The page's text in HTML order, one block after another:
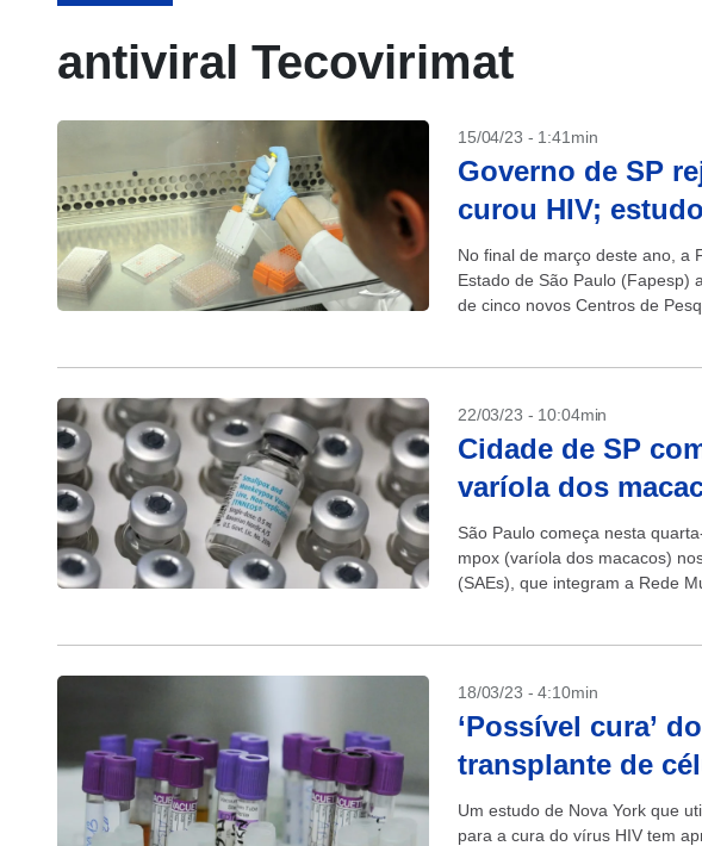
antiviral Tecovirimat
15/04/23 - 1:41min
Governo de SP
curou HIV;
No final de março deste ano, a
Estado de São Paulo (Fapesp)
de cinco novos Centros de
22/03/23 - 10:04min
Cidade de SP
varíola dos
São Paulo começa nesta
mpox (varíola dos macacos)
(SAEs), que integram a Rede
18/03/23 - 4:10min
‘Possível cura’
transplante de
Um estudo de Nova York que
para a cura do vírus HIV tem